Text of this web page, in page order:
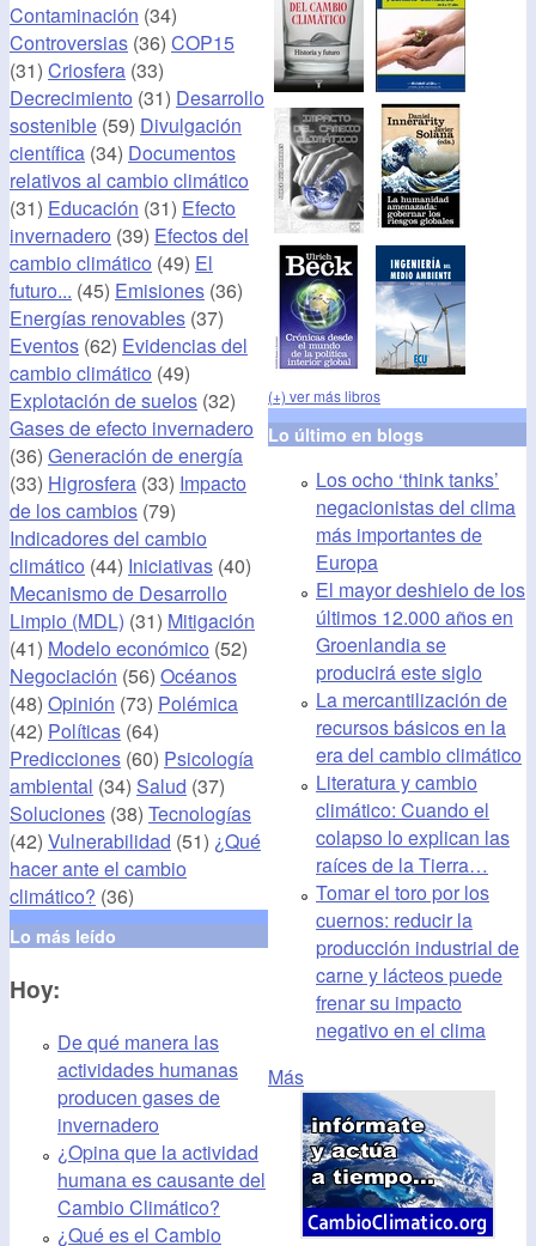
Contaminación (34)
Controversias (36) COP15
(31) Criosfera (33)
Decrecimiento (31) Desarrollo
sostenible (59) Divulgación
científica (34) Documentos
relativos al cambio climático
(31) Educación (31) Efecto
invernadero (39) Efectos del
cambio climático (49) El
futuro... (45) Emisiones (36)
Energías renovables (37)
Eventos (62) Evidencias del
cambio climático (49)
Explotación de suelos (32)
Gases de efecto invernadero
(36) Generación de energía
(33) Higrosfera (33) Impacto
de los cambios (79)
Indicadores del cambio
climático (44) Iniciativas (40)
Mecanismo de Desarrollo
Limpio (MDL) (31) Mitigación
(41) Modelo económico (52)
Negociación (56) Océanos
(48) Opinión (73) Polémica
(42) Políticas (64)
Predicciones (60) Psicología
ambiental (34) Salud (37)
Soluciones (38) Tecnologías
(42) Vulnerabilidad (51) ¿Qué
hacer ante el cambio
climático? (36)
Lo más leído
Hoy:
De qué manera las
actividades humanas
producen gases de
invernadero
¿Opina que la actividad
humana es causante del
Cambio Climático?
¿Qué es el Cambio
(+) ver más libros
Lo último en blogs
Los ocho ‘think tanks’
negacionistas del clima
más importantes de
Europa
El mayor deshielo de los
últimos 12.000 años en
Groenlandia se
producirá este siglo
La mercantilización de
recursos básicos en la
era del cambio climático
Literatura y cambio
climático: Cuando el
colapso lo explican las
raíces de la Tierra…
Tomar el toro por los
cuernos: reducir la
producción industrial de
carne y lácteos puede
frenar su impacto
negativo en el clima
Más